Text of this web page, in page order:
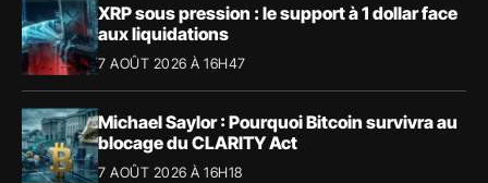
XRP sous pression : le support à 1 dollar face
aux liquidations
7 AOÛT 2026 À 16H47
Michael Saylor : Pourquoi Bitcoin survivra au
blocage du CLARITY Act
7 AOÛT 2026 À 16H18